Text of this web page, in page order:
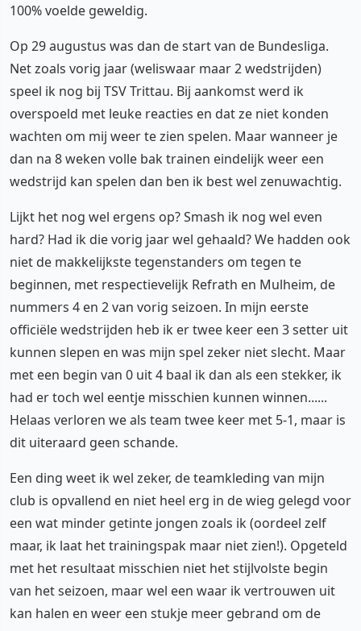
100% voelde geweldig.
Op 29 augustus was dan de start van de Bundesliga.
Net zoals vorig jaar (weliswaar maar 2 wedstrijden)
speel ik nog bij TSV Trittau. Bij aankomst werd ik
overspoeld met leuke reacties en dat ze niet konden
wachten om mij weer te zien spelen. Maar wanneer je
dan na 8 weken volle bak trainen eindelijk weer een
wedstrijd kan spelen dan ben ik best wel zenuwachtig.
Lijkt het nog wel ergens op? Smash ik nog wel even
hard? Had ik die vorig jaar wel gehaald? We hadden ook
niet de makkelijkste tegenstanders om tegen te
beginnen, met respectievelijk Refrath en Mulheim, de
nummers 4 en 2 van vorig seizoen. In mijn eerste
officiële wedstrijden heb ik er twee keer een 3 setter uit
kunnen slepen en was mijn spel zeker niet slecht. Maar
met een begin van 0 uit 4 baal ik dan als een stekker, ik
had er toch wel eentje misschien kunnen winnen......
Helaas verloren we als team twee keer met 5-1, maar is
dit uiteraard geen schande.
Een ding weet ik wel zeker, de teamkleding van mijn
club is opvallend en niet heel erg in de wieg gelegd voor
een wat minder getinte jongen zoals ik (oordeel zelf
maar, ik laat het trainingspak maar niet zien!). Opgeteld
met het resultaat misschien niet het stijlvolste begin
van het seizoen, maar wel een waar ik vertrouwen uit
kan halen en weer een stukje meer gebrand om de